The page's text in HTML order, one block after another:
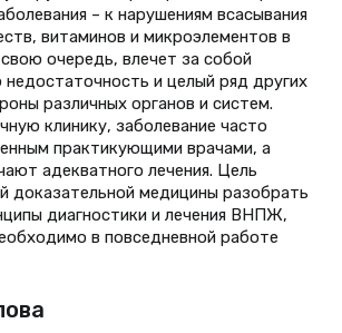
– к нарушениям всасывания
витаминов и микроэлементов в
очередь, влечет за собой
и целый ряд других
различных органов и систем.
клинику, заболевание часто
практикующими врачами, а
адекватного лечения. Цель
доказательной медицины разобрать
диагностики и лечения ВНПЖ,
в повседневной работе